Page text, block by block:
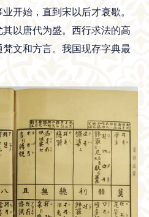
开始，直到宋以后才衰歇。
以唐代为盛。西行求法的高
文和方言。我国现存字典最